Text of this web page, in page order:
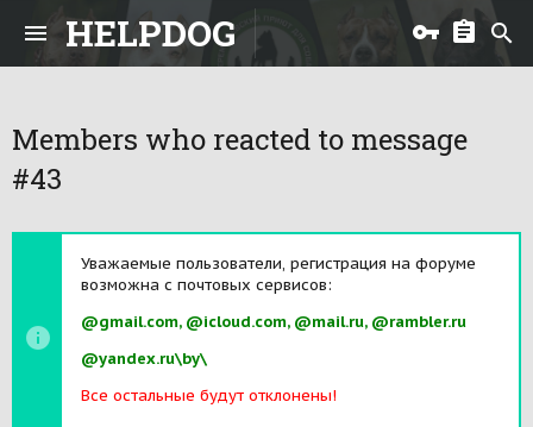
HELPDOG
Members who reacted to message
#43
Уважаемые пользователи, регистрация на форуме
возможна с почтовых сервисов:
@gmail.com, @icloud.com, @mail.ru, @rambler.ru
@yandex.ru\by\
Все остальные будут отклонены!